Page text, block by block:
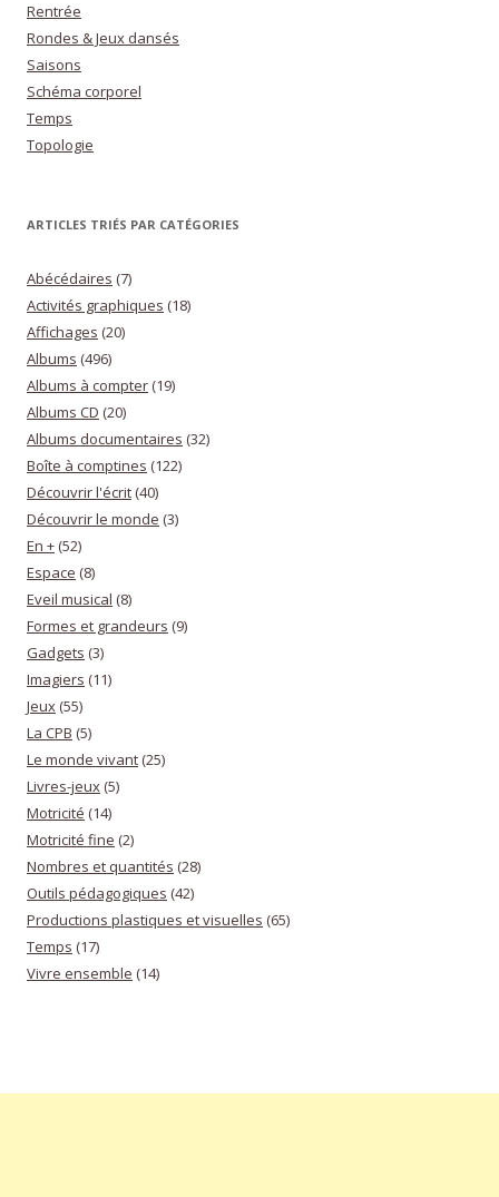
Rentrée
Rondes & Jeux dansés
Saisons
Schéma corporel
Temps
Topologie
ARTICLES TRIÉS PAR CATÉGORIES
Abécédaires (7)
Activités graphiques (18)
Affichages (20)
Albums (496)
Albums à compter (19)
Albums CD (20)
Albums documentaires (32)
Boîte à comptines (122)
Découvrir l'écrit (40)
Découvrir le monde (3)
En + (52)
Espace (8)
Eveil musical (8)
Formes et grandeurs (9)
Gadgets (3)
Imagiers (11)
Jeux (55)
La CPB (5)
Le monde vivant (25)
Livres-jeux (5)
Motricité (14)
Motricité fine (2)
Nombres et quantités (28)
Outils pédagogiques (42)
Productions plastiques et visuelles (65)
Temps (17)
Vivre ensemble (14)